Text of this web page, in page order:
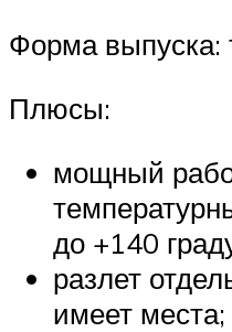
Форма выпуска:
Плюсы:
мощный
до +140
разлет
имеет места;